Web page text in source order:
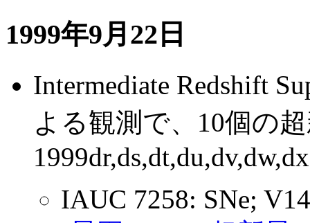
1999年9月22日
Intermediate Redshift
よる観測で、10個の
IAUC 7258: SNe;